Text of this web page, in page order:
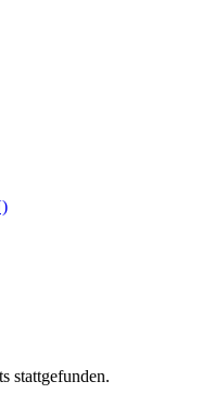
stattgefunden.